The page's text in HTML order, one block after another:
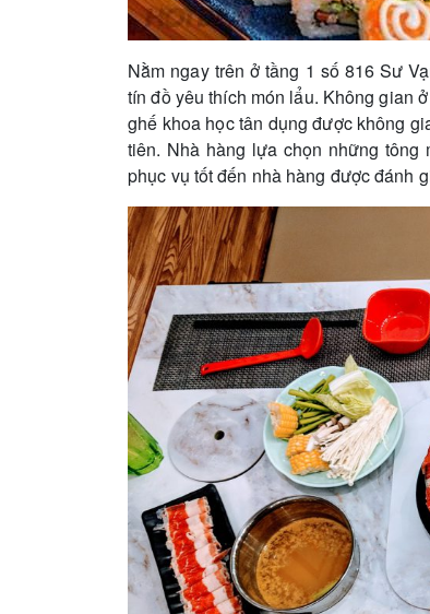
Nằm ngay trên ở tầng 1 số 816 Sư
tín đồ yêu thích món lẩu. Không gian
ghế khoa học tân dụng được không
tiên. Nhà hàng lựa chọn những tông
phục vụ tốt đến nhà hàng được đánh